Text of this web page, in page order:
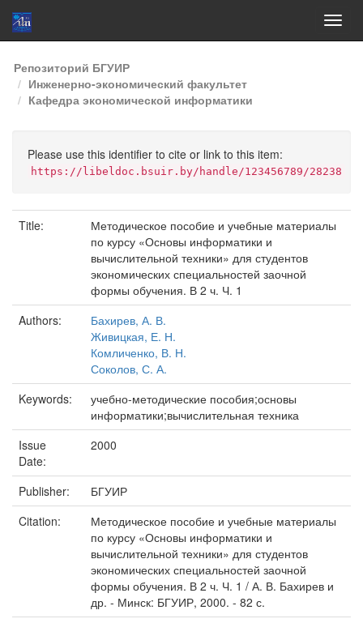
Skip
navigation
Репозиторий БГУИР
Инженерно-экономический факультет
Кафедра экономической информатики
Please use this identifier to cite or link to this item:
https://libeldoc.bsuir.by/handle/123456789/28238
Title:
Методическое пособие и учебные материалы
по курсу «Основы информатики и
вычислительной техники» для студентов
экономических специальностей заочной
формы обучения. В 2 ч. Ч. 1
Authors:
Бахирев, А. В.
Живицкая, Е. Н.
Комличенко, В. Н.
Соколов, С. А.
Keywords:
учебно-методические пособия;основы
информатики;вычислительная техника
Issue
Date:
2000
Publisher:
БГУИР
Citation:
Методическое пособие и учебные материалы
по курсу «Основы информатики и
вычислительной техники» для студентов
экономических специальностей заочной
формы обучения. В 2 ч. Ч. 1 / А. В. Бахирев и
др. - Минск: БГУИР, 2000. - 82 с.